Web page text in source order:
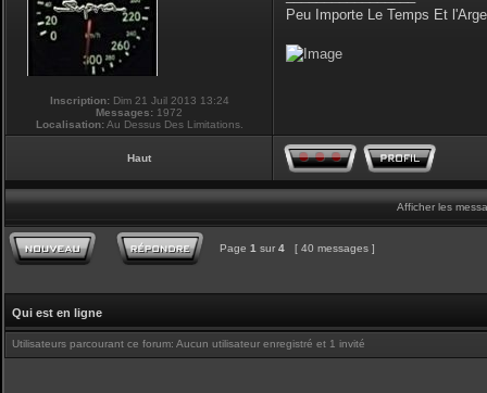
Inscription:Dim 21 Juil 2013 13:24
Messages: 1972
Localisation:Au Dessus Des Limitations.
Peu Importe Le Temps Et
Haut
Afficher les
Page 1 sur 4 [ 40 messages ]
Qui est en ligne
Utilisateurs parcourant ce forum: Aucun utilisateur enregistré et 1 invité